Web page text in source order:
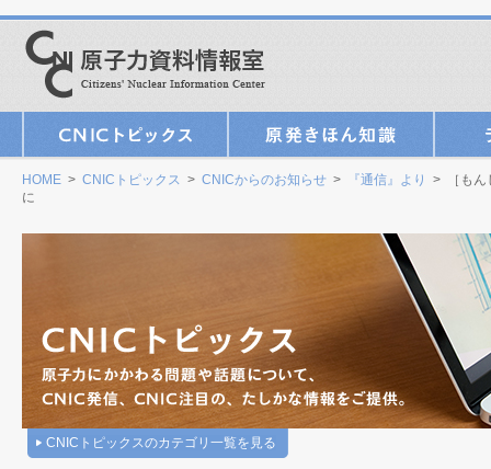
HOME > CNICトピックス > CNICからのお知らせ > 『通信』より
> ［もん
に
CNICトピックスのカテゴリ一覧を見る